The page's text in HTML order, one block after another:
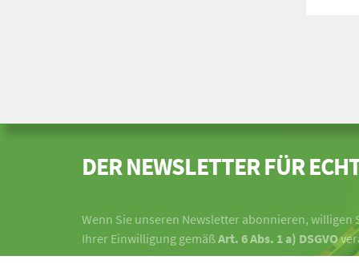
DER NEWSLETTER FÜR
Wenn Sie unseren Newsletter abonnieren, willigen
Ihrer Einwilligung gemäßArt. 6 Abs. 1 a) DSGVO